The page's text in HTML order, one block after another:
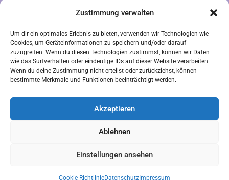
Zustimmung verwalten
Um dir ein optimales Erlebnis zu bieten, verwenden wir Technologien wie
Cookies, um Geräteinformationen zu speichern und/oder darauf
zuzugreifen. Wenn du diesen Technologien zustimmst, können wir Daten
wie das Surfverhalten oder eindeutige IDs auf dieser Website verarbeiten.
Wenn du deine Zustimmung nicht erteilst oder zurückziehst, können
bestimmte Merkmale und Funktionen beeinträchtigt werden.
Akzeptieren
Ablehnen
Einstellungen ansehen
Cookie-RichtlinieDatenschutz Impressum
FREIUMSCHLAG AUSDRUCKEN
Rechtliches
AGB
VERSANDARTEN
Brauchen Sie Hilfe?